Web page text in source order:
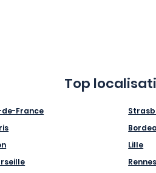
Top
France
Lille
Rennes